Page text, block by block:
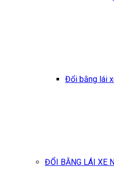
Đổi bằng lái
ĐỔI BẰNG LÁI XE